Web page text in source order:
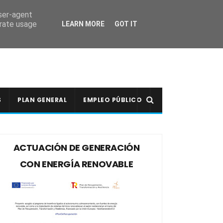
PLAN GENERAL EMPLEO PÚBLICO
ACTUACIÓN DE GENERACIÓN
CON ENERGÍA RENOVABLE
agent
usage
LEARN MORE GOT IT